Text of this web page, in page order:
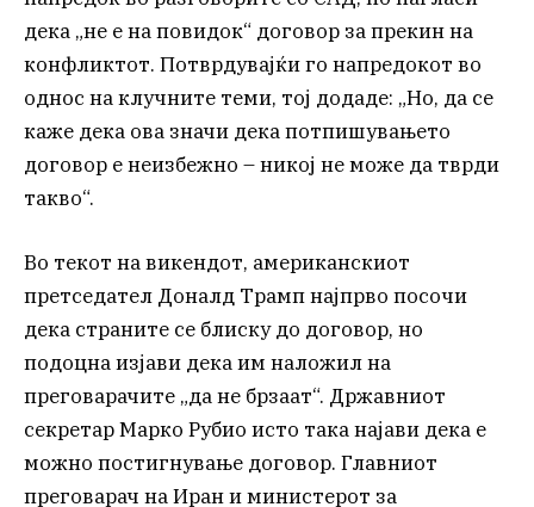
дека „не е на повидок“ договор за прекин на
конфликтот. Потврдувајќи го напредокот во
однос на клучните теми, тој додаде: „Но, да се
каже дека ова значи дека потпишувањето
договор е неизбежно – никој не може да тврди
такво“.
Во текот на викендот, американскиот
претседател Доналд Трамп најпрво посочи
дека страните се блиску до договор, но
подоцна изјави дека им наложил на
преговарачите „да не брзаат“. Државниот
секретар Марко Рубио исто така најави дека е
можно постигнување договор. Главниот
преговарач на Иран и министерот за